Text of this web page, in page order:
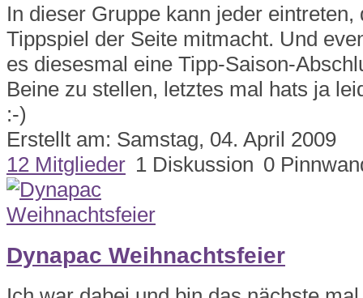
In dieser Gruppe kann jeder eintreten,
Tippspiel der Seite mitmacht. Und
es diesesmal eine Tipp-Saison-
Beine zu stellen, letztes mal hats ja
:-)
Erstellt am: Samstag, 04. April 2009
12 Mitglieder 1 Diskussion 0
Dynapac Weihnachtsfeier